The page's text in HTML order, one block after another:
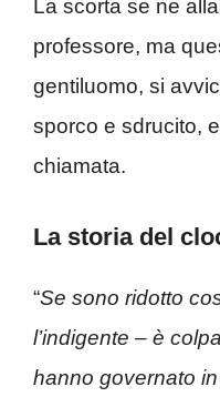
La scorta se ne
professore, ma
gentiluomo, si
sporco e sdrucito,
chiamata.
La storia del
“Se sono ridotto
l’indigente – è
hanno governato in